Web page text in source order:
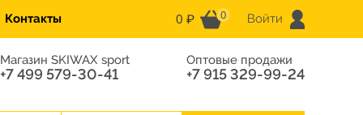
Контакты 0 ₽ 0 Войти
Магазин SKIWAX sport
+7 499 579-30-41
Оптовые продажи
+7 915 329-99-24